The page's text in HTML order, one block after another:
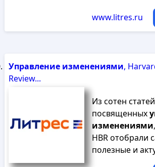
www.litres.ru
Управление изменениями,
Review...
Из сотен
посвященных
изменениями
HBR отобрали
полезные и